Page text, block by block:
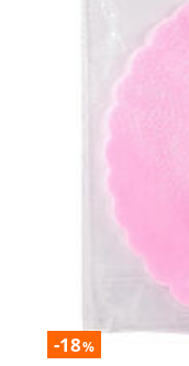
-18%